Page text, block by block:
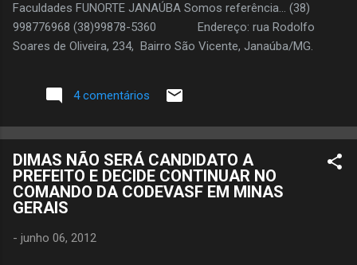
Faculdades FUNORTE JANAÚBA Somos referência... (38)
998776968 (38)99878-5360 Endereço: rua Rodolfo
Soares de Oliveira, 234, Bairro São Vicente, Janaúba/MG.
4 comentários
DIMAS NÃO SERÁ CANDIDATO A
PREFEITO E DECIDE CONTINUAR NO
COMANDO DA CODEVASF EM MINAS
GERAIS
- junho 06, 2012